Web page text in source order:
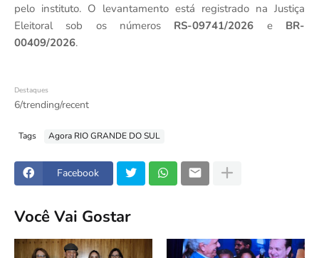
pelo instituto. O levantamento está registrado na Justiça
Eleitoral sob os números RS-09741/2026 e BR-
00409/2026.
Destaques
6/trending/recent
Tags Agora RIO GRANDE DO SUL
Facebook
Você Vai Gostar